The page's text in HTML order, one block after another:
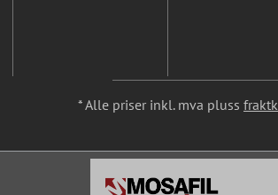
* Alle priser inkl. mva pluss